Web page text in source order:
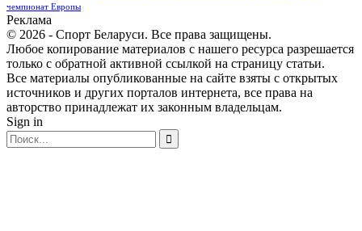
чемпионат Европы
Реклама
© 2026 - Спорт Беларуси. Все права защищены.
Любое копирование материалов с нашего ресурса разрешается
только с обратной активной ссылкой на страницу статьи.
Все материалы опубликованные на сайте взяты с открытых
источников и других порталов интернета, все права на
авторство принадлежат их законным владельцам.
Sign in